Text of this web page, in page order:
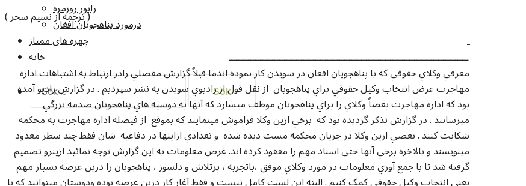
راپور روزمره
درمورد پناهجويان افغان
چهره های ممتاز
خانه
efter:
( ترجمه از نسيم سحر )
ـ
ـــــــــــــــــــــــــــــــــــــــــــــــــــــــــــــــــــــــــــــــــــــــــــــــــــ
معرفي وکلاي حقوقي که با پناهجويان افغان در سويدن کار نموده اندما قبلاٌ گزارش مفصلي رادر ارتباط به اشتباهات اداره
مهاجرت غرض انتخاب وکيل حقوقي براي پناهجويان از نقل قول از راديوي سويدن به نشر سپرديم . در گزارش راديو آمده
بود که اداره مهاجرت بعضاٌ وکلاي را براي پناهجويان موظف ميسازد که آنها به دوسيه هاي پناهجويان صدمه بزرگي
ميرسانند . در گزارش تذکر گرديده بود که برخي ازين وکلا فراموش مينمايند که بموقع از فيصله اداره مهاجرت به محکمه
شکايت کنند . بعضي ازين وکلا در جريان محکمه مست ديده شده و تعدادي ازاينها در دفاعيه شان فقط چند سطر معدود
مينويسند و بالاخره برخي آنها حتي اسناد مهم را مفقود کرده اند. غرض معلومات به اين گزارش توجه نمائيد ازينرو تصميم
گرفته شد تا با جمع آوري معلومات در مورد وکلاي موفق ،باتجربه ، پرتلاش و دلسوز ، پناهجويان را درين عرصه بسيار مهم